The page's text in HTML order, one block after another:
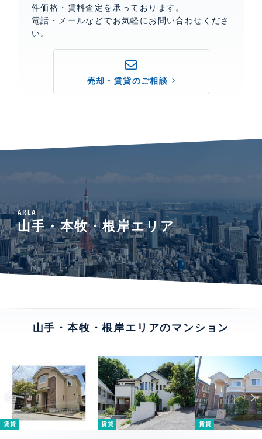
件価格・賃料査定を承っております。
電話・メールなどでお気軽にお問い合わせくださ
い。
売却・賃貸のご相談
AREA
山手・本牧・根岸エリア
山手・本牧・根岸エリアのマンション
賃貸 賃貸 賃貸